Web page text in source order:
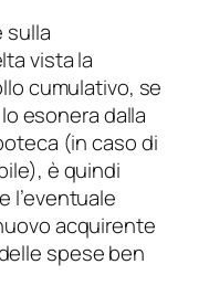
sulla
vista la
cumulativo, se
esonera dalla
(in caso di
è quindi
l’eventuale
acquirente
spese ben